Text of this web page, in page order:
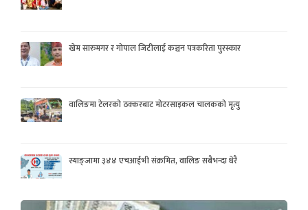
खेम सारुमगर र गोपाल जिटीलाई कञ्चन पत्रकरिता पुरस्कार
वालिङमा टेलरको ठक्करबाट मोटरसाइकल चालकको मृत्यु
स्याङ्जामा ३४४ एचआईभी संक्रमित, वालिङ सबैभन्दा धेरै